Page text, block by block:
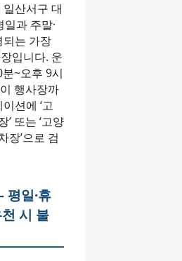
산서구 대
과 주말·
되는 가장
입니다. 운
~오후 9시
행사장까
션에 ‘고
또는 ‘고양
장’으로 검
일·휴
시 불